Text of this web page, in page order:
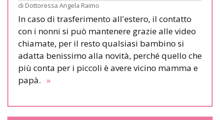
di Dottoressa Angela Raimo
In caso di trasferimento all'estero, il contatto
con i nonni si può mantenere grazie alle video
chiamate, per il resto qualsiasi bambino si
adatta benissimo alla novità, perché quello che
più conta per i piccoli è avere vicino mamma e
papà. »